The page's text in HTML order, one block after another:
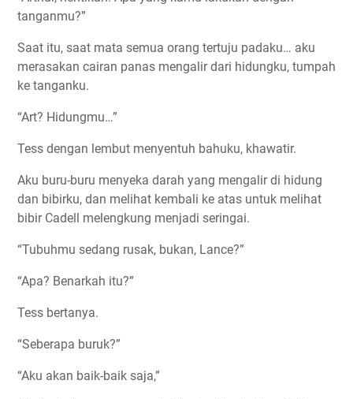
tanganmu?”
Saat itu, saat mata semua orang tertuju padaku… aku
merasakan cairan panas mengalir dari hidungku, tumpah
ke tanganku.
“Art? Hidungmu…”
Tess dengan lembut menyentuh bahuku, khawatir.
Aku buru-buru menyeka darah yang mengalir di hidung
dan bibirku, dan melihat kembali ke atas untuk melihat
bibir Cadell melengkung menjadi seringai.
“Tubuhmu sedang rusak, bukan, Lance?”
“Apa? Benarkah itu?”
Tess bertanya.
“Seberapa buruk?”
“Aku akan baik-baik saja,”